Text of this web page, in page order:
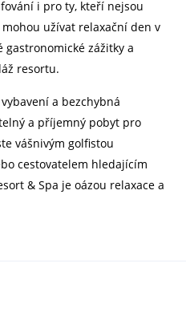
i pro ty, kteří nejsou
užívat relaxační den v
zážitky a
resortu.
a bezchybná
a příjemný pobyt pro
vášnivým golfistou
cestovatelem hledajícím
& Spa je oázou relaxace a